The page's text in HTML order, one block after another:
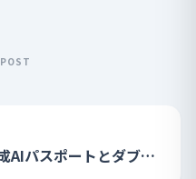
AIパスポートとダブル